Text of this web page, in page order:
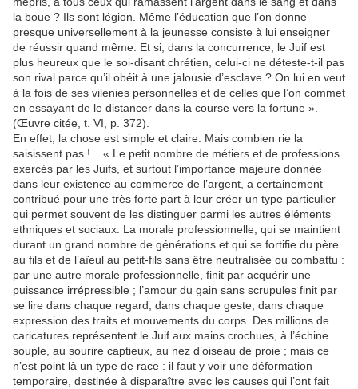
la boue ? Ils sont légion. Même l’éducation que l’on donne
presque universellement à la jeunesse consiste à lui enseigner
de réussir quand même. Et si, dans la concurrence, le Juif est
plus heureux que le soi-disant chrétien, celui-ci ne déteste-t-il pas
son rival parce qu’il obéit à une jalousie d’esclave ? On lui en veut
à la fois de ses vilenies personnelles et de celles que l’on commet
en essayant de le distancer dans la course vers la fortune ».
(Œuvre citée, t. VI, p. 372).
En effet, la chose est simple et claire. Mais combien rie la
saisissent pas !... « Le petit nombre de métiers et de professions
exercés par les Juifs, et surtout l’importance majeure donnée
dans leur existence au commerce de l’argent, a certainement
contribué pour une très forte part à leur créer un type particulier
qui permet souvent de les distinguer parmi les autres éléments
ethniques et sociaux. La morale professionnelle, qui se maintient
durant un grand nombre de générations et qui se fortifie du père
au fils et de l’aïeul au petit-fils sans être neutralisée ou combattu :
par une autre morale professionnelle, finit par acquérir une
puissance irrépressible ; l’amour du gain sans scrupules finit par
se lire dans chaque regard, dans chaque geste, dans chaque
expression des traits et mouvements du corps. Des millions de
caricatures représentent le Juif aux mains crochues, à l’échine
souple, au sourire captieux, au nez d’oiseau de proie ; mais ce
n’est point là un type de race : il faut y voir une déformation
temporaire, destinée à disparaître avec les causes qui l’ont fait